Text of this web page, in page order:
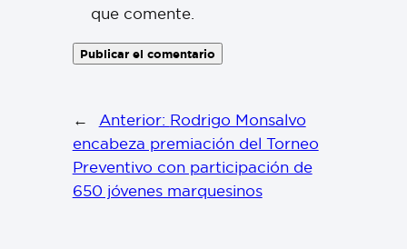
que comente.
← Anterior: Rodrigo Monsalvo
encabeza premiación del Torneo
Preventivo con participación de
650 jóvenes marquesinos